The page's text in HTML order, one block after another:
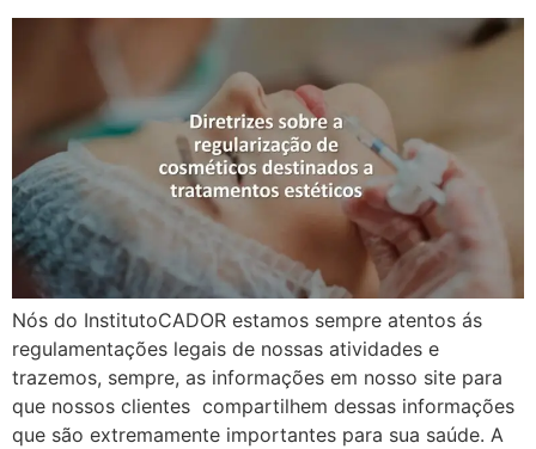
Nós do InstitutoCADOR estamos sempre atentos ás
regulamentações legais de nossas atividades e
trazemos, sempre, as informações em nosso site para
que nossos clientes compartilhem dessas informações
que são extremamente importantes para sua saúde. A